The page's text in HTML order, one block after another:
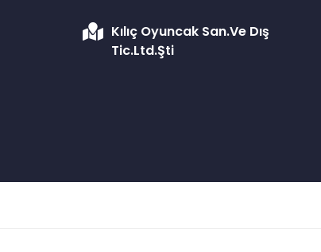
Kılıç Oyuncak San.Ve Dış
Tic.Ltd.Şti